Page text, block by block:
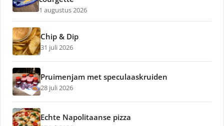
1 augustus 2026
Chip & Dip
31 juli 2026
Pruimenjam met speculaaskruiden
28 juli 2026
Echte Napolitaanse pizza